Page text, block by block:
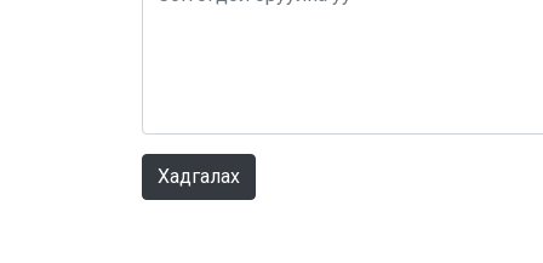
Хадгалах